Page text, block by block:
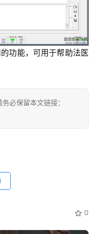
功能，可用于帮助法医
报告概述